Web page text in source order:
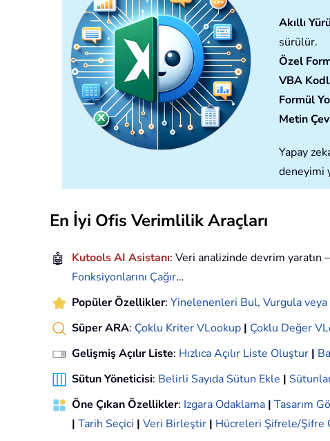
Akıllı
sürülür.
Özel
VBA
Formül
Metin
Yapay
deneyimi
En İyi Ofis Verimlilik Araçları
🤖 Kutools AI Asistanı: Veri analizinde devrim yaratın –
Fonksiyonlarını Çağır…
Popüler Özellikler: Yinelenenleri Bul, Vurgula
Süper ARA: Çoklu Kriter VLookup | Çoklu Değer
Gelişmiş Açılır Liste: Hızlıca Açılır Liste Oluştur |
Sütun Yöneticisi: Belirli Sayıda Sütun Ekle |
Öne Çıkan Özellikler: Izgara Odaklama | Tasarım
| Tarih Seçici | Veri Birleştir | Hücreleri Şifrele/Şifre